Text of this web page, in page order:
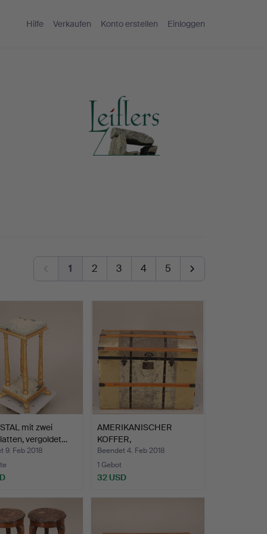
Hilfe Verkaufen Konto erstellen Einloggen
1 2 3 4 5
mit zwei
vergoldet…
9. Feb 2018
AMERIKANISCHER
KOFFER,
Blech/Holzlatten/Ka…
Beendet 4. Feb 2018
1 Gebot
32 USD